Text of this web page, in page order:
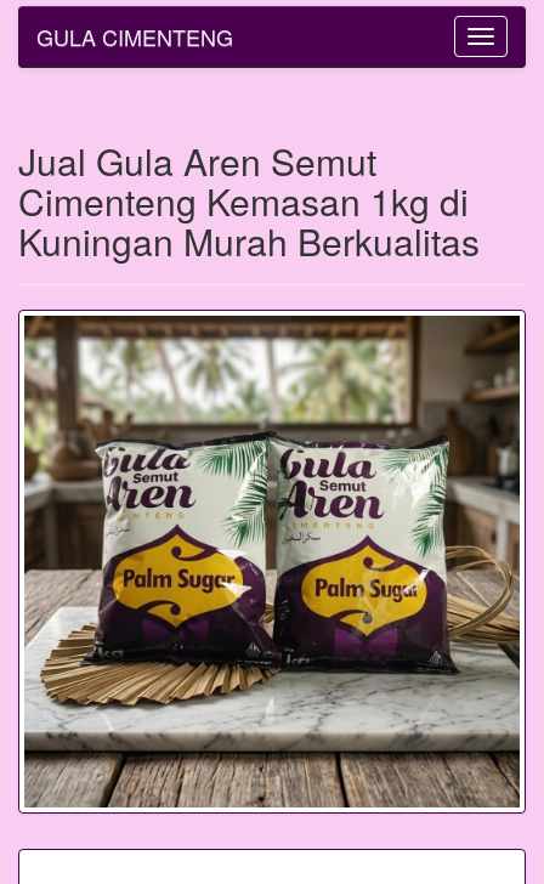
Toggle
GULA CIMENTENG
Jual Gula Aren Semut
Cimenteng Kemasan 1kg di
Kuningan Murah Berkualitas